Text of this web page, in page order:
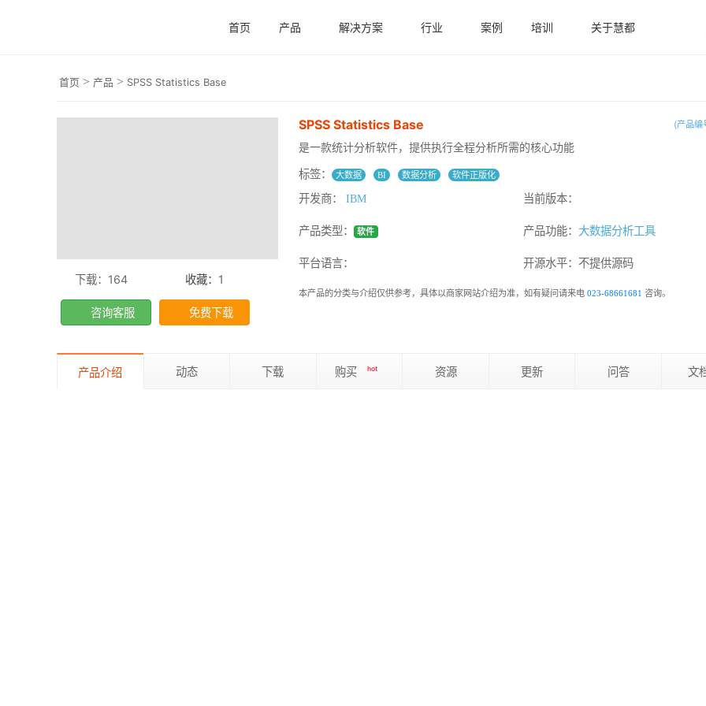
首页 产品 解决方案 行业 案例 培训 关于慧都
首页 > 产品 > SPSS Statistics Base
下载：164 收藏： 1
咨询客服 免费下载
SPSS Statistics Base (产品编
是一款统计分析软件，提供执行全程分析所需的核心功能
标签： 大数据 BI 数据分析 软件正版化
开发商：IBM 当前版本：
产品类型： 软件 产品功能： 大数据分析工具
平台语言： 开源水平： 不提供源码
本产品的分类与介绍仅供参考，具体以商家网站介绍为准，如有疑问请来电 023-68661681咨询。
产品介绍 动态 下载 购买 hot 资源 更新 问答 文